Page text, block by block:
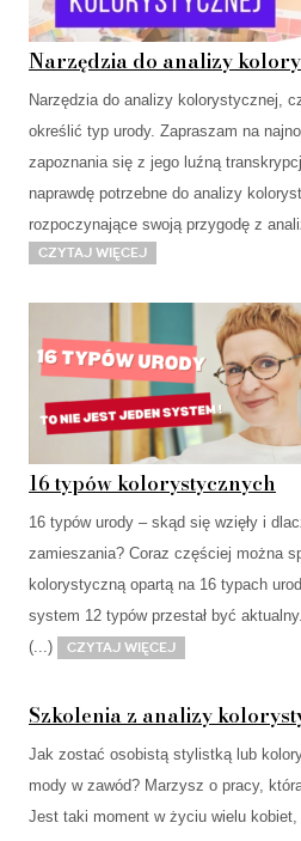
Narzędzia do analizy
Narzędzia do analizy kolorystycznej,
określić typ urody. Zapraszam na
zapoznania się z jego luźną
naprawdę potrzebne do analizy
rozpoczynające swoją przygodę z
Czytaj więcej
16 typów kolorystycznych
16 typów urody – skąd się wzięły i
zamieszania? Coraz częściej można
kolorystyczną opartą na 16 typach
system 12 typów przestał być
(...)
Czytaj więcej
Szkolenia z analizy
Jak zostać osobistą stylistką lub
mody w zawód? Marzysz o pracy,
Jest taki moment w życiu wielu